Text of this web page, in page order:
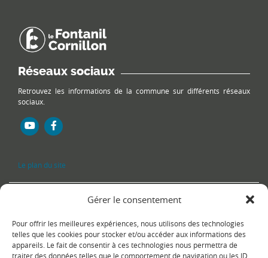
Gérer le consentement
Pour offrir les meilleures expériences, nous utilisons des technologies
telles que les cookies pour stocker et/ou accéder aux informations des
appareils. Le fait de consentir à ces technologies nous permettra de
traiter des données telles que le comportement de navigation ou les ID
Réseaux sociaux
Retrouvez les informations de la commune sur différents réseaux
sociaux.
Le plan du site